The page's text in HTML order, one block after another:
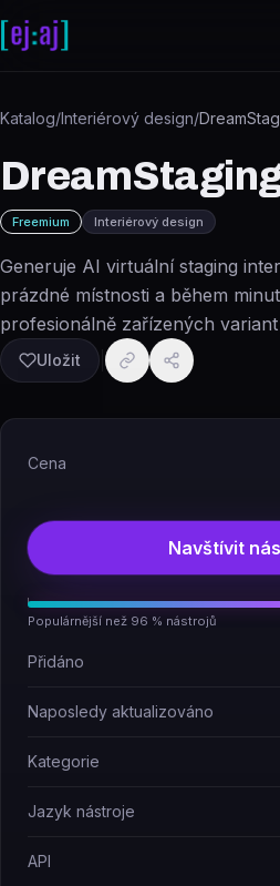
Katalog/Interiérový design/
Freemium Interiérový design
Generuje AI virtuální staging
prázdné místnosti a během
profesionálně zařízených
Uložit
Cena
Navštívit
Populárnější než 96 % nástrojů
Přidáno
Naposledy aktualizováno
Kategorie
Jazyk nástroje
API